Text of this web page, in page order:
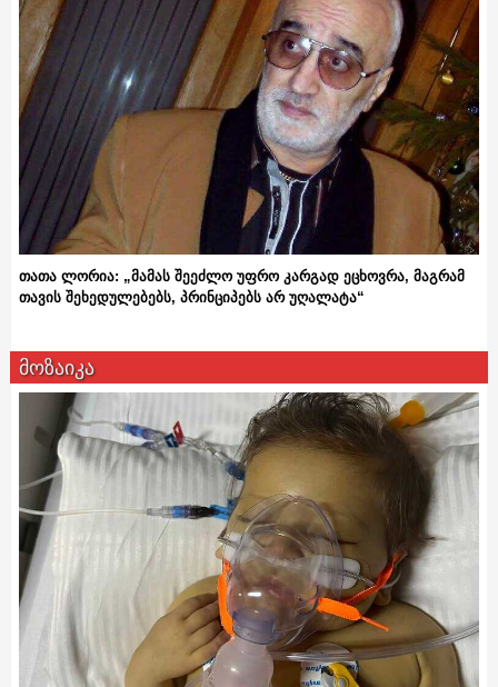
თათა ლორია: „მამას შეეძლო უფრო კარგად ეცხოვრა, მაგრამ
თავის შეხედულებებს, პრინციპებს არ უღალატა“
მოზაიკა